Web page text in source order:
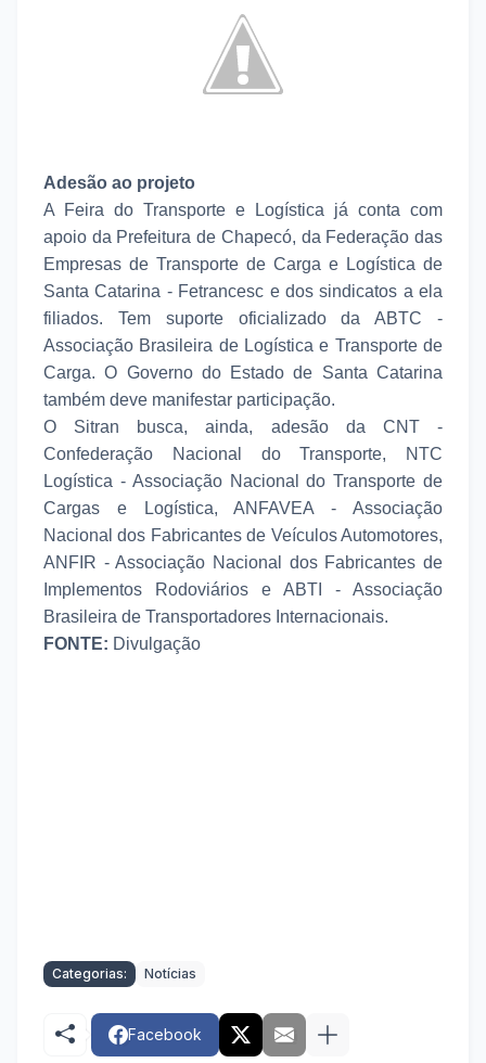
Adesão ao projeto
A Feira do Transporte e Logística já conta com
apoio da Prefeitura de Chapecó, da Federação das
Empresas de Transporte de Carga e Logística de
Santa Catarina - Fetrancesc e dos sindicatos a ela
filiados. Tem suporte oficializado da ABTC -
Associação Brasileira de Logística e Transporte de
Carga. O Governo do Estado de Santa Catarina
também deve manifestar participação.
O Sitran busca, ainda, adesão da CNT -
Confederação Nacional do Transporte, NTC
Logística - Associação Nacional do Transporte de
Cargas e Logística, ANFAVEA - Associação
Nacional dos Fabricantes de Veículos Automotores,
ANFIR - Associação Nacional dos Fabricantes de
Implementos Rodoviários e ABTI - Associação
Brasileira de Transportadores Internacionais.
FONTE: Divulgação
Categorias: Notícias
Facebook